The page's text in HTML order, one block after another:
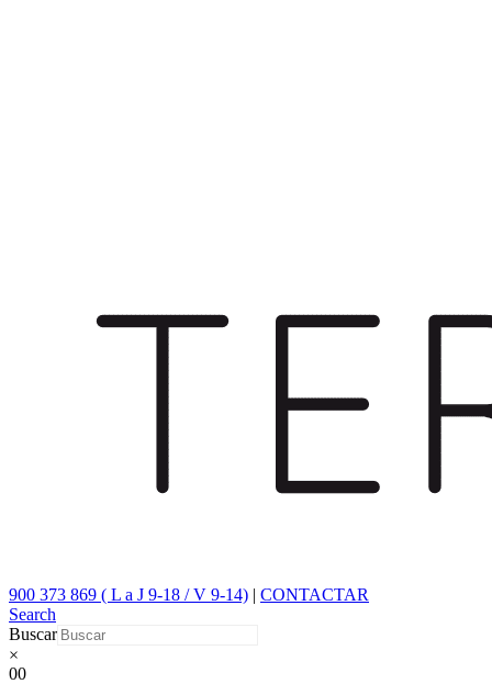
900 373 869 ( L a J 9-18 / V 9-14) | CONTACTAR
Search
Buscar
×
00